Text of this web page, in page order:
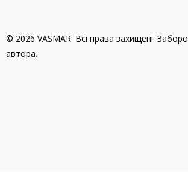
© 2026 VASMAR. Всі права захищені.
автора.